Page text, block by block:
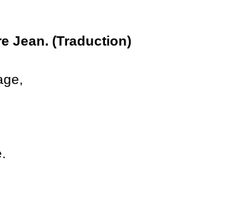
Jean. (Traduction)